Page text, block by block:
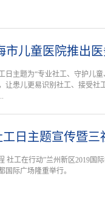
市儿童医院推出
日主题为“专业社工、守护儿
让患儿更易识别社工、接受社
日主题宣传暨三
社工在行动”兰州新区2019国
国际广场隆重举行。